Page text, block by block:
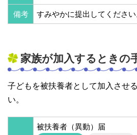
備考 すみやかに提出してください
家族が加入するときの
子どもを被扶養者として加入させ
い。
被扶養者（異動）届